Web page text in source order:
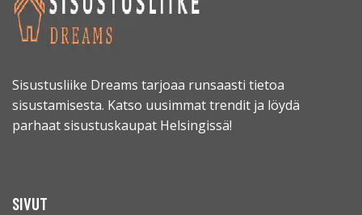
Sisustusliike Dreams tarjoaa runsaasti tietoa
sisustamisesta. Katso uusimmat trendit ja löydä
parhaat sisustuskaupat Helsingissä!
SIVUT